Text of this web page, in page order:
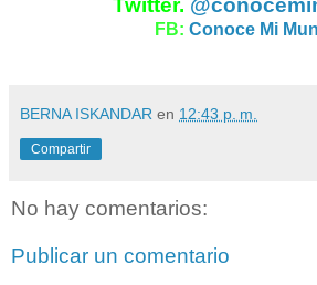
Twitter.
FB: Conoce Mi
BERNA ISKANDAR en 12:43 p. m.
Compartir
No hay comentarios:
Publicar un comentario